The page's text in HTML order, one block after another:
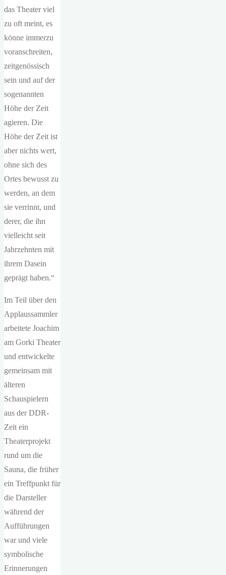
das Theater viel
zu oft meint, es
könne immerzu
voranschreiten,
zeitgenössisch
sein und auf der
sogenannten
Höhe der Zeit
agieren. Die
Höhe der Zeit ist
aber nichts wert,
ohne sich des
Ortes bewusst zu
werden, an dem
sie verrinnt, und
derer, die ihn
vielleicht seit
Jahrzehnten mit
ihrem Dasein
geprägt haben.“
Im Teil über den
Applaussammler
arbeitete Joachim
am Gorki Theater
und entwickelte
gemeinsam mit
älteren
Schauspielern
aus der DDR-
Zeit ein
Theaterprojekt
rund um die
Sauna, die früher
ein Treffpunkt für
die Darsteller
während der
Aufführungen
war und viele
symbolische
Erinnerungen